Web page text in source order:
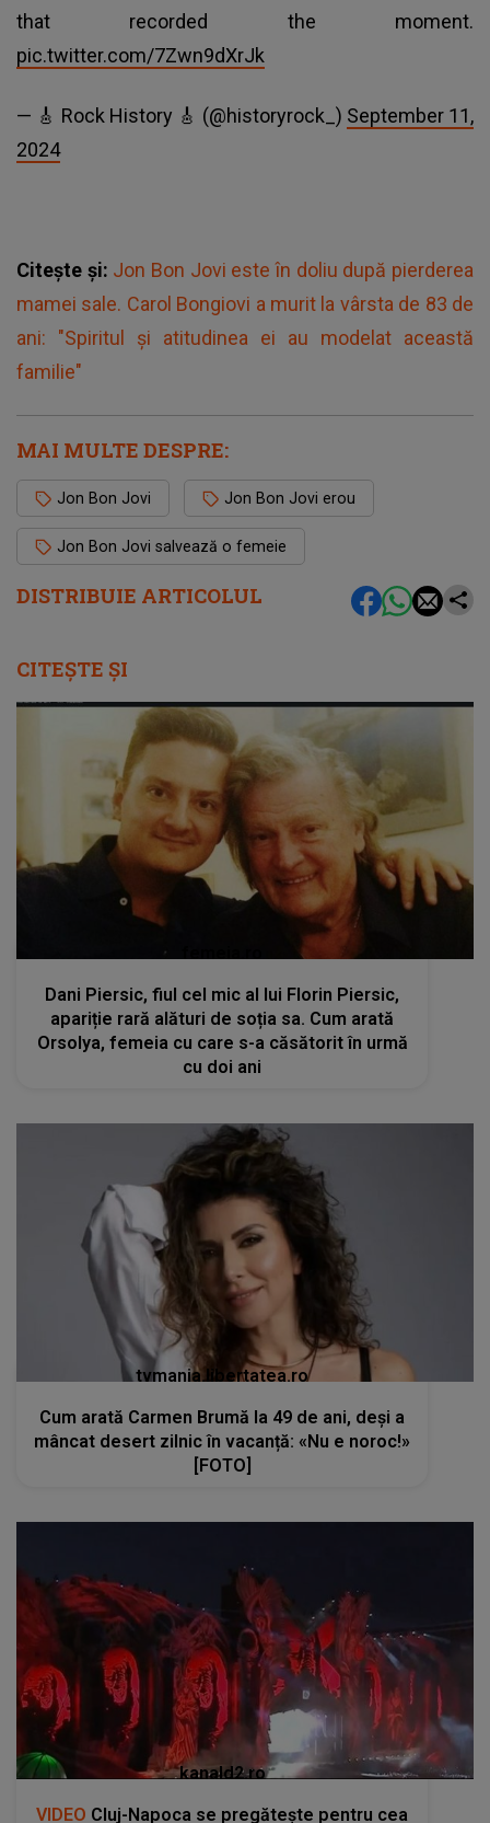
DISTRIBUIE ARTICOLUL
that recorded the moment.
pic.twitter.com/7Zwn9dXrJk
— 🎸 Rock History 🎸 (@historyrock_) September 11,
2024
Citește și: Jon Bon Jovi este în doliu după pierderea
mamei sale. Carol Bongiovi a murit la vârsta de 83 de
ani: "Spiritul şi atitudinea ei au modelat această
familie"
MAI MULTE DESPRE:
Jon Bon Jovi Jon Bon Jovi erou
Jon Bon Jovi salvează o femeie
CITEȘTE ȘI
Dani Piersic, fiul cel mic al lui Florin Piersic,
apariție rară alături de soția sa. Cum arată
Orsolya, femeia cu care s-a căsătorit în urmă
cu doi ani
tvmania.libertatea.ro
Cum arată Carmen Brumă la 49 de ani, deși a
mâncat desert zilnic în vacanță: «Nu e noroc!»
[FOTO]
kanald2.ro
VIDEO Cluj-Napoca se pregătește pentru cea